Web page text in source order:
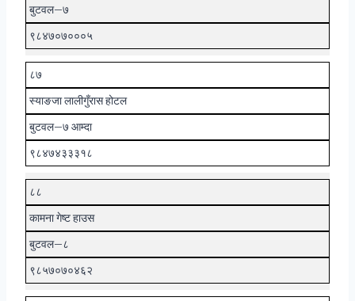
बुटवल–७
९८४७०७०००५
८७
स्याङजा लालीगुँरास होटल
बुटवल–७ आम्दा
९८४७४३३३१८
८८
कामना गेष्ट हाउस
बुटवल–८
९८५७०७०४६२